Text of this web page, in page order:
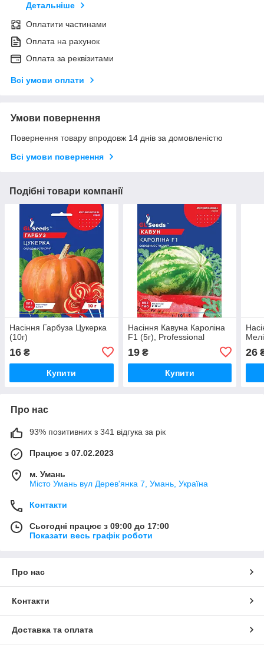
Детальніше
Оплатити частинами
Оплата на рахунок
Оплата за реквізитами
Всі умови оплати
Умови повернення
Повернення товару впродовж 14 днів за домовленістю
Всі умови повернення
Подібні товари компанії
Насіння Гарбуза Цукерка
(10г)
16 ₴
Купити
Насіння Кавуна Каролiна
F1 (5г), Professional
19₴
Купити
26
Про нас
93% позитивних з 341 відгука за рік
Працює з 07.02.2023
м. Умань
Місто Умань вул Дерев'янка 7, Умань, Україна
Контакти
Сьогодні працює з 09:00 до 17:00
Показати весь графік роботи
Про нас
Контакти
Доставка та оплата